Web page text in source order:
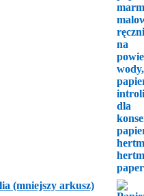
(mniejszy arkusz)